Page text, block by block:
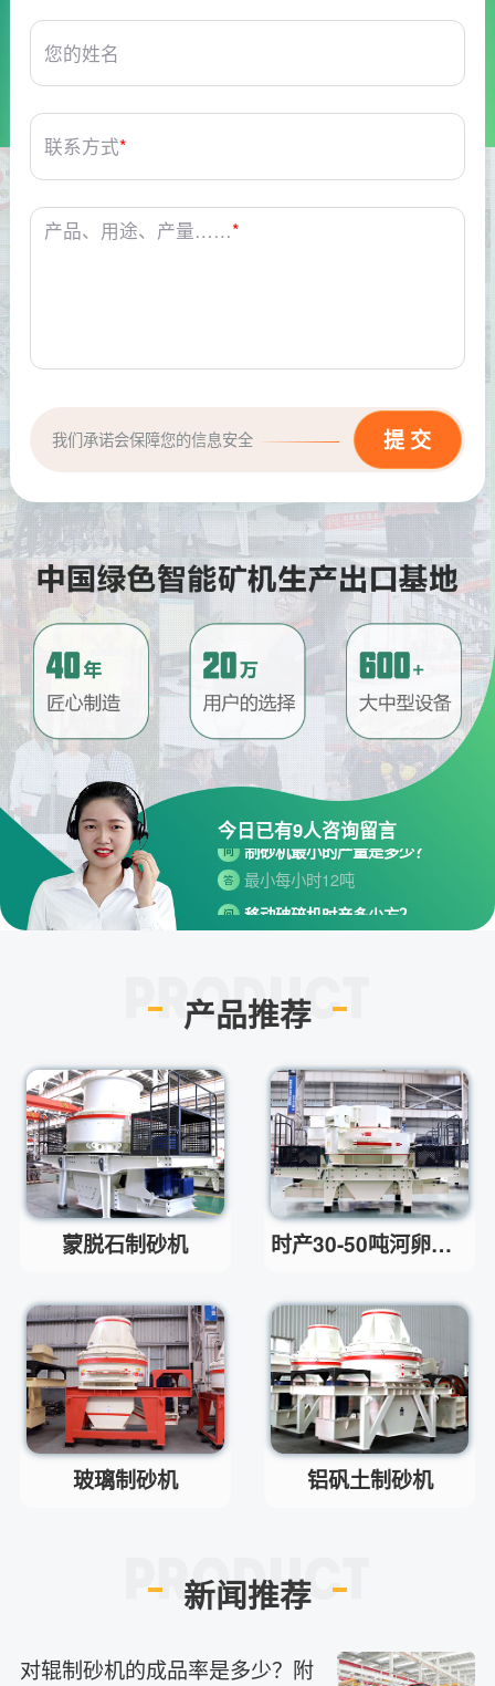
您的姓名
联系方式*
产品、用途、产量……*
我们承诺会保障您的信息安全
今日已有9人咨询留言
请问厂家地址在哪？
河南省郑州市高新技术开发区梧
桐街与红松路交叉口中国高端矿
机生产出口基地园区
问 制砂机最小的产量是多少？
答 最小每小时12吨
每小时30-300方的型号都有。
问 小型的制砂机类型有哪些？
砂机，HX制砂机等
问 请问厂家地址在哪？
河南省郑州市高新技术开发区梧
桐街与红松路交叉口中国高端矿
机生产出口基地园区
制砂机最小的产量是多少？
最小每小时12吨
答 每小时30-300方的型号都有。
问 红星制砂机在环保上达标吗？
答 环保测验均达到标准
小型的制砂机类型有哪些？
答
主要有细碎机，复合破，对辊制
砂机，HX制砂机等
产品推荐
蒙脱石制砂机 时产30-50吨河卵石制砂机
玻璃制砂机 铝矾土制砂机
新闻推荐
对辊制砂机的成品率是多少？附